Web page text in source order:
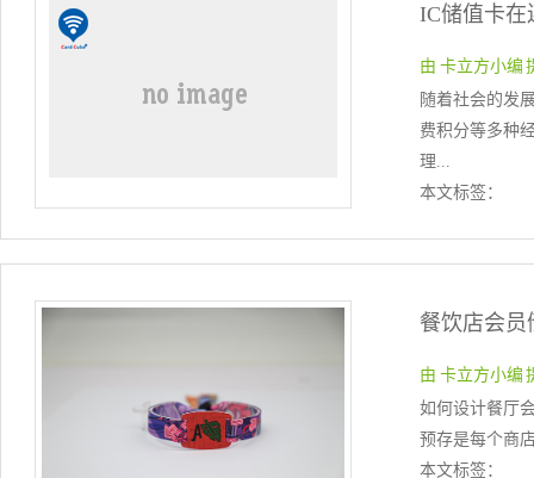
IC储值卡在
由 卡立方小编
随着社会的发
费积分等多种
理...
本文标签：
由 卡立方小编
如何设计餐厅
预存是每个商
本文标签：